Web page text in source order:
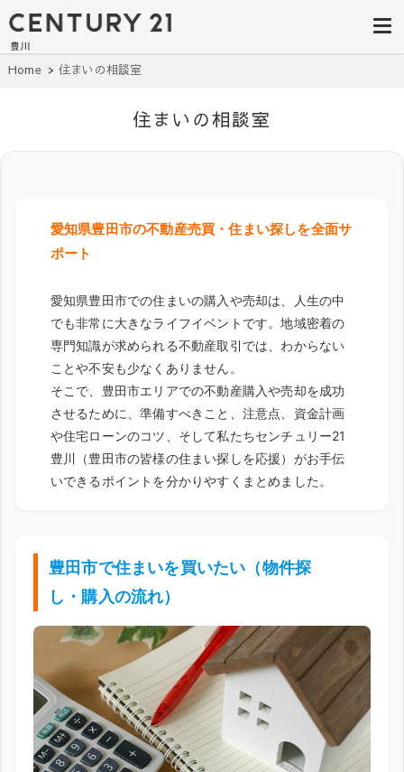
豊田市の中古
住宅・土地・
リノベ物件探
し｜センチュ
リー21豊川
建て・土地探しはセンチュリー21豊
川へ。豊田市内の最新物件情報を随
時更新中！駅近、建築条件無し、ペ
ット可、学区別など、お客様のこだ
Home 住まいの相談室
住まいの相談室
愛知県豊田市の不動産売買・住まい探しを全面サ
ポート
愛知県豊田市での住まいの購入や売却は、人生の中
でも非常に大きなライフイベントです。地域密着の
専門知識が求められる不動産取引では、わからない
ことや不安も少なくありません。
そこで、豊田市エリアでの不動産購入や売却を成功
させるために、準備すべきこと、注意点、資金計画
や住宅ローンのコツ、そして私たちセンチュリー21
豊川（豊田市の皆様の住まい探しを応援）がお手伝
いできるポイントを分かりやすくまとめました。
豊田市で住まいを買いたい（物件探
し・購入の流れ）